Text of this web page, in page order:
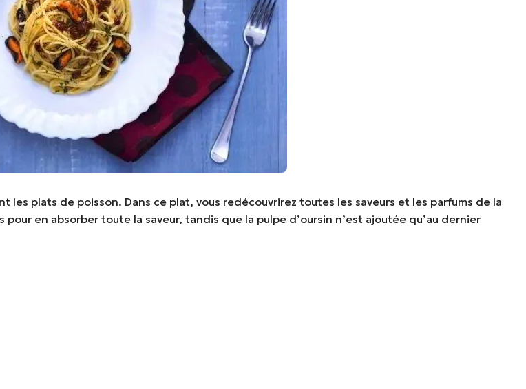
plats de poisson. Dans ce plat, vous redécouvrirez toutes les saveurs et les parfums de la
en absorber toute la saveur, tandis que la pulpe d’oursin n’est ajoutée qu’au dernier